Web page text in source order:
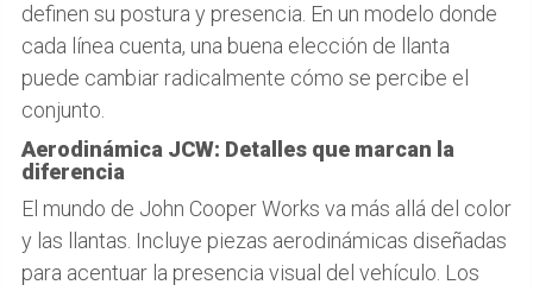
definen su postura y presencia. En un modelo donde
cada línea cuenta, una buena elección de llanta
puede cambiar radicalmente cómo se percibe el
conjunto.
Aerodinámica JCW: Detalles que marcan la
diferencia
El mundo de John Cooper Works va más allá del color
y las llantas. Incluye piezas aerodinámicas diseñadas
para acentuar la presencia visual del vehículo. Los